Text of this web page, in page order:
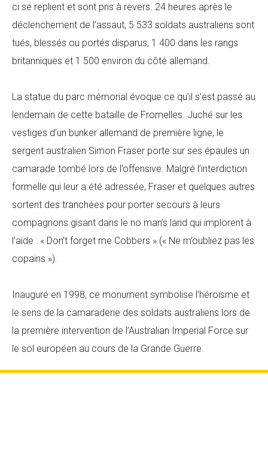
ci se replient et sont pris à revers. 24 heures après le
déclenchement de l’assaut, 5 533 soldats australiens sont
tués, blessés ou portés disparus, 1 400 dans les rangs
britanniques et 1 500 environ du côté allemand.
La statue du parc mémorial évoque ce qu’il s’est passé au
lendemain de cette bataille de Fromelles. Juché sur les
vestiges d’un bunker allemand de première ligne, le
sergent australien Simon Fraser porte sur ses épaules un
camarade tombé lors de l’offensive. Malgré l’interdiction
formelle qui leur a été adressée, Fraser et quelques autres
sortent des tranchées pour porter secours à leurs
compagnons gisant dans le no man’s land qui implorent à
l’aide : « Don’t forget me Cobbers » (« Ne m’oubliez pas les
copains »).
Inauguré en 1998, ce monument symbolise l’héroïsme et
le sens de la camaraderie des soldats australiens lors de
la première intervention de l’Australian Imperial Force sur
le sol européen au cours de la Grande Guerre.